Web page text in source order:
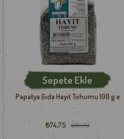
Papatya Gıda Hayıt Tohumu 100 g e
₺74,75 ₺89,70
Sepete Ekle